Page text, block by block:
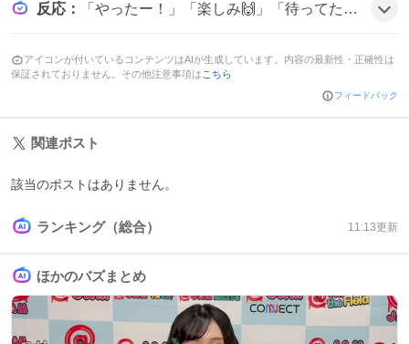
反応 ： 「やったー！」「楽しみ🙌」「待ってたよ」などの声が多数寄せられ、出演決定に喜ぶファンが多い様子だ。特にSnow ManやTravis Japanの参加にテンションが上がっている雰囲気だ。
アイコンが付いているコンテンツはAIが生成しています。内容の最新性・正確性は
保証されておりません。その他注意事項はこちら
フィードバック
関連ポスト
該当のポストはありません。
ランキング（総合） 11:13更新
ほかのバズまとめ